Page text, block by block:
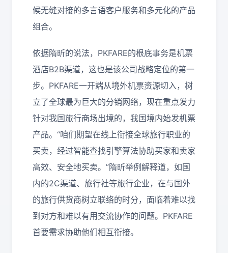
候无缝对接的多言语客户服务和多元化的产品
组合。
依据隋昕的说法，PKFARE的根底事务是机票
酒店B2B渠道，这也是该公司战略定位的第一
步。PKFARE一开端从境外机票资源切入，树
立了全球最为巨大的分销网络，现在重点发力
针对我国旅行商场出境的，我国境内始发机票
产品。“咱们期望在线上衔接全球旅行职业的
买卖，经过智能查找引擎算法协助买家和卖家
高效、安全地买卖。”隋昕举例解释道，如国
内的2C渠道、旅行社等旅行企业，在与国外
的旅行供货商树立联络的时分，面临着难以找
到对方和难以有用交流协作的问题。PKFARE
首要需求协助他们相互衔接。